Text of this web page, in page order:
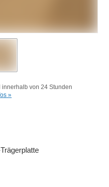
innerhalb von 24 Stunden
»